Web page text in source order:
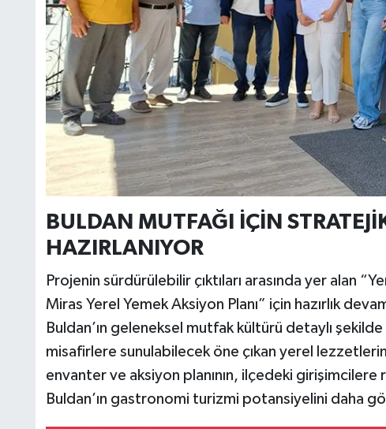
BULDAN MUTFAĞI İÇİN
HAZIRLANIYOR
Projenin sürdürülebilir çıktıları arasında yer alan
Miras Yerel Yemek Aksiyon Planı” için hazırlık
Buldan’ın geleneksel mutfak kültürü detaylı
misafirlere sunulabilecek öne çıkan yerel
envanter ve aksiyon planının, ilçedeki
Buldan’ın gastronomi turizmi potansiyelini daha